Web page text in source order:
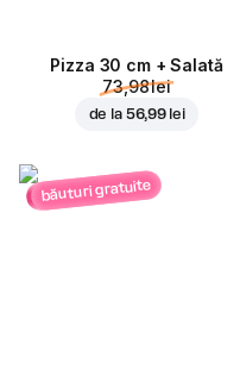
Pizza 30 cm + Salată
73,98 lei
de la 56,99 lei
băuturi gratuite